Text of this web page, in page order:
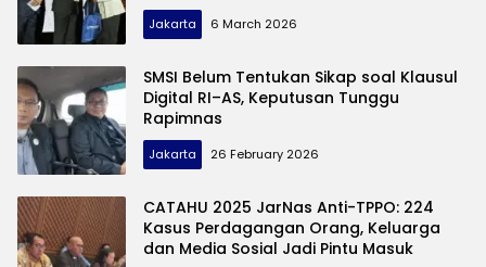
Jakarta 6 March 2026
SMSI Belum Tentukan Sikap soal Klausul
Digital RI–AS, Keputusan Tunggu
Rapimnas
Jakarta 26 February 2026
CATAHU 2025 JarNas Anti-TPPO: 224
Kasus Perdagangan Orang, Keluarga
dan Media Sosial Jadi Pintu Masuk